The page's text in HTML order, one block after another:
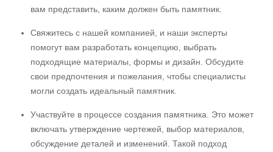
вам представить, каким должен быть памятник.
Свяжитесь с нашей компанией, и наши эксперты
помогут вам разработать концепцию, выбрать
подходящие материалы, формы и дизайн. Обсудите
свои предпочтения и пожелания, чтобы специалисты
могли создать идеальный памятник.
Участвуйте в процессе создания памятника. Это может
включать утверждение чертежей, выбор материалов,
обсуждение деталей и изменений. Такой подход